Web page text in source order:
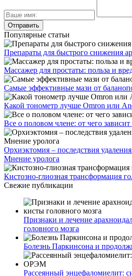
Популярные статьи
Препараты для быстрого снижения
Массажер для простаты: польза и
Самые эффективные мази от
Какой тонометр лучше Omron или
Все о половом члене: от чего зависит
Орхиэктомия – последствия
Мнение уролога
Кистозно-глиозная трансформация
Свежие публикации
Признаки и лечение
головного мозга
Болезнь Паркинсона и
Рассеянный энцефаломиелит: